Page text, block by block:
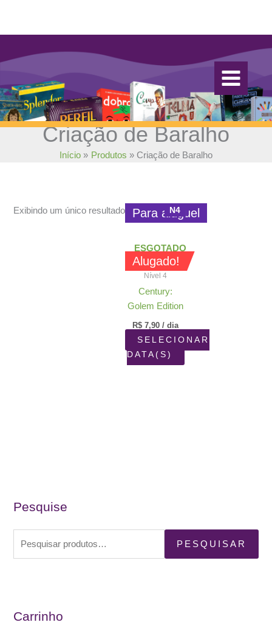
conteúdo
Criação de Baralho
Início Produtos Criação de Baralho
Exibindo um único resultado
Alugado!
Para aluguel
N4
ESGOTADO
Nível 4
Century:
Golem Edition
R$ 7,90 / dia
SELECIONAR
DATA(S)
Pesquise
PESQUISAR
Carrinho